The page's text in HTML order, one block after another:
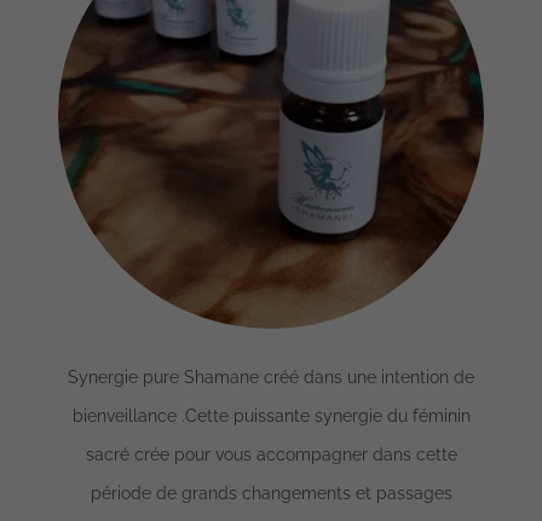
Synergie pure Shamane créé dans une intention de
bienveillance .Cette puissante synergie du féminin
sacré crée pour vous accompagner dans cette
période de grands changements et passages